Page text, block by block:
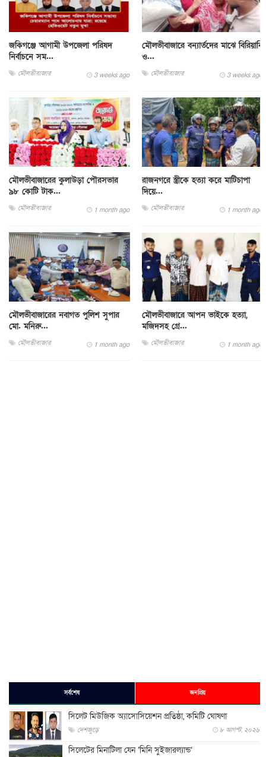
জকিগঞ্জে আগামী উপজেলা পরিষদ
নির্বাচনে সম...
মৌলভীবাজার 3 weeks ago
মৌলভীবাজারে বন্যার্তদের মাঝে বিরিয়ানি
ও...
মৌলভীবাজার 3 weeks ago
মৌলভীবাজারের কুলাউড়া পৌরসভার
৯৮ কোটি টাক...
মৌলভীবাজার 1 month ago
রাজনগরে স্ত্রীকে হত্যা করে মাটিচাপা
দিয়ে...
মৌলভীবাজার 1 month ago
মৌলভীবাজারের নবাগত পুলিশ সুপার
মো. মনিরু...
মৌলভীবাজার 1 month ago
মৌলভীবাজারে আপন ভাইকে হত্যা,
মজিদসহ গ্রে...
মৌলভীবাজার 1 month ago
সর্বশেষ জনপ্রিয়
সিলেট মিউজিক অ্যাসোসিয়েশন প্রতিষ্ঠা, কমিটি ঘোষণা
দেশজুড়ে ৮ আগস্ট, ২০২৬
সিলেটের মিনাটিলা যেন ‘মিনি সুইজারল্যান্ড’